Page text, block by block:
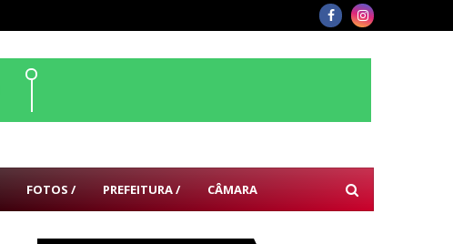
FOTOS / PREFEITURA / CÂMARA